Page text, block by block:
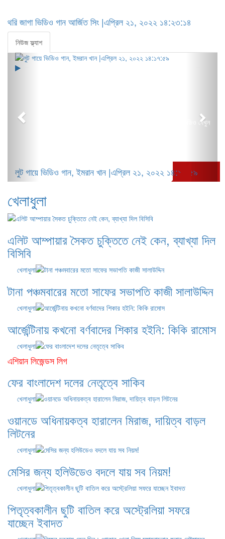
থরি জাগা ভিডিও গান আর্জিত সিং |এপ্রিল ২১, ২০২২ ১৪:২৩:১৪
নিউজ ফ্ল্যাশ
লুট গায়ে ভিডিও গান, ইমরান খান |এপ্রিল ২১, ২০২২ ১৪:১৭:৫৯
সকল ভিডিও দেখুন
খেলাধুলা
এলিট আম্পায়ার সৈকত চুক্তিতে নেই কেন, ব্যাখ্যা দিল
বিসিবি
খেলাধুলা
টানা পঞ্চমবারের মতো সাফের সভাপতি কাজী সালাউদ্দিন
খেলাধুলা
আর্জেন্টিনায় কখনো বর্ণবাদের শিকার হইনি: কিকি রামোস
খেলাধুলা
এশিয়ান লিজেন্ডস লিগ
ফের বাংলাদেশ দলের নেতৃত্বে সাকিব
খেলাধুলা
ওয়ানডে অধিনায়কত্ব হারালেন মিরাজ, দায়িত্ব বাড়ল
লিটনের
খেলাধুলা
মেসির জন্য হলিউডেও বদলে যায় সব নিয়ম!
খেলাধুলা
পিতৃত্বকালীন ছুটি বাতিল করে অস্ট্রেলিয়া সফরে
যাচ্ছেন ইবাদত